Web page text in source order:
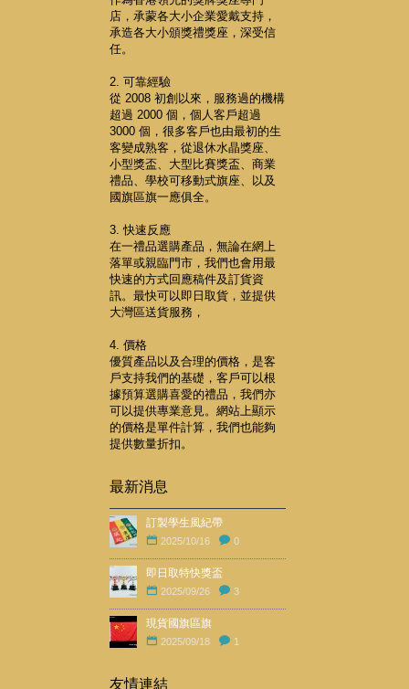
店，承蒙各大小企業愛戴支持，
承造各大小頒獎禮獎座，深受信
任。
2. 可靠經驗
從 2008 初創以來，服務過的機構
超過 2000 個，個人客戶超過
3000 個，很多客戶也由最初的生
客變成熟客，從退休水晶獎座、
小型獎盃、大型比賽獎盃、商業
禮品、學校可移動式旗座、以及
國旗區旗一應俱全。
3. 快速反應
在一禮品選購產品，無論在網上
落單或親臨門市，我們也會用最
快速的方式回應稿件及訂貨資
訊。最快可以即日取貨，並提供
大灣區送貨服務，
4. 價格
優質產品以及合理的價格，是客
戶支持我們的基礎，客戶可以根
據預算選購喜愛的禮品，我們亦
可以提供專業意見。網站上顯示
的價格是單件計算，我們也能夠
提供數量折扣。
最新消息
訂製學生風紀帶
2025/10/16 0
即日取特快獎盃
2025/09/26 3
現貨國旗區旗
2025/09/18 1
友情連結